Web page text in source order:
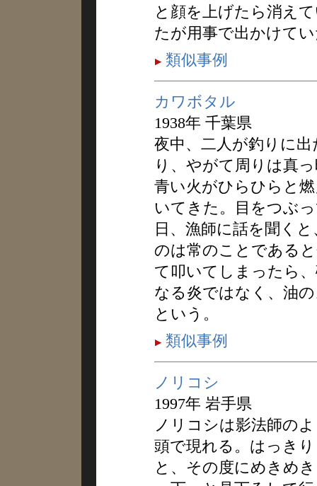
と顔を上げたら消え
たが用事で出かけて
類似事例
カワボタル
1938年 千葉県
夜中、二人が釣りに
り、やがて周りは真
青い火がひらひらと
いてきた。目をつぶ
日、漁師に話を聞く
のは常のことである
て叩いてしまったら
なる炎ではなく、油
という。
類似事例
ノリコシ
1997年 岩手県
ノリコシは影法師の
頭で現れる。はっき
と、その度にめきめ